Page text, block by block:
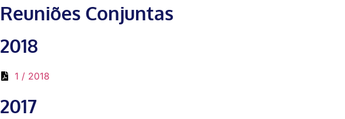
Reuniões Conjuntas
2018
1 / 2018
2017